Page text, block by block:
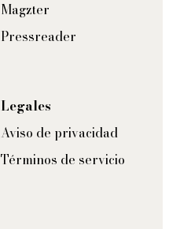
Magzter
Pressreader
Legales
Aviso de privacidad
Términos de servicio